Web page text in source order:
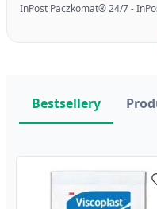
InPost Paczkomat® 24/7 -
Bestsellery